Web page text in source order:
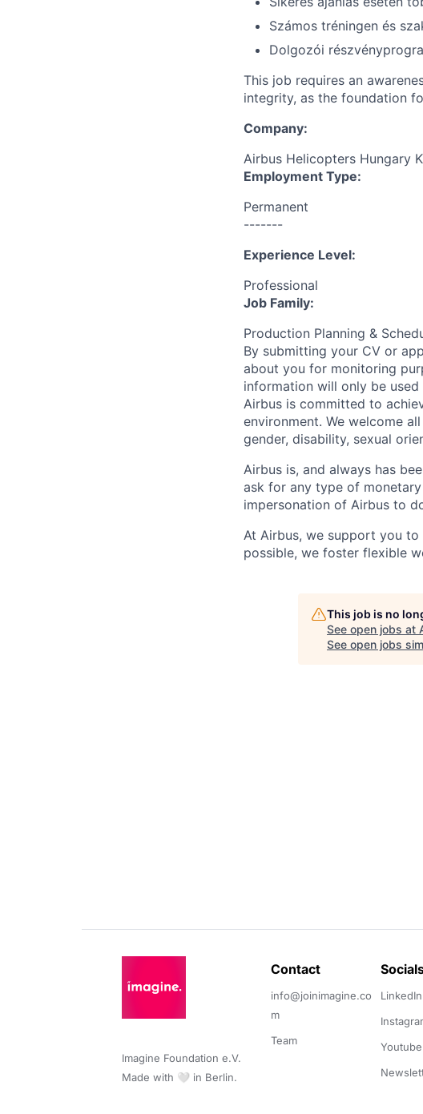
Számos tréningen és
Dolgozói
This job requires an
integrity, as the foundation
Company:
Airbus Helicopters Hungary
Employment Type:
Permanent
-------
Experience Level:
Professional
Job Family:
Production Planning &
By submitting your CV or
about you for monitoring
information will only be used
Airbus is committed to
environment. We welcome
gender, disability, sexual
Airbus is, and always has
ask for any type of
impersonation of Airbus to
At Airbus, we support you
possible, we foster flexible
This job is no
See open jobs at
See open jobs
Imagine Foundation e.V.
Made with 🤍 in Berlin.
Contact
info@joinimagine.co
m
Team
LinkedIn
Youtube